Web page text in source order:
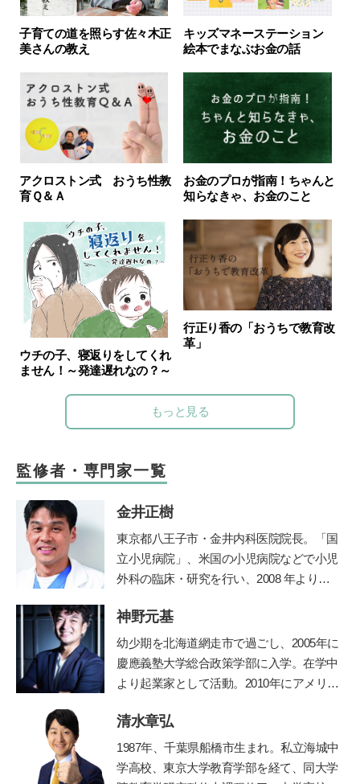
子育ての道を照らす佐々木正
美さんの教え
キッズマネーステーション
絵本でまなぶお金の話
アクロストン式 おうち性教
育Ｑ＆Ａ
お金のプロが指南！ちゃんと
知らなきゃ、お金のこと
ウチの子、寝返りをしてくれ
ません！～発達遅れなの？～
行正り香の「おうちで教育改
革」
もっと見る
監修者・専門家一覧
金井正樹
東京都八王子市・金井内科医院院長。「国
立小児病院」、米国の小児病院などで小児
外科の臨床・研究を行い、2008 年より現
外科。保育園の園医、小・中学校の校医も
務める。
神野元基
幼少期を北海道網走市で過ごし、2005年に
慶應義塾大学総合政策学部に入学。在学中
より起業家として活動。2010年にアメリカ
道に進む。子どもたちに「未来を生き抜く
力」を身につけて欲しいと、2012年東京の
八王子に学習塾COMPASSを開校。2014年
清水章弘
1987年、千葉県船橋市生まれ。私立海城中
学高校、東京大学教育学部を経て、同大学